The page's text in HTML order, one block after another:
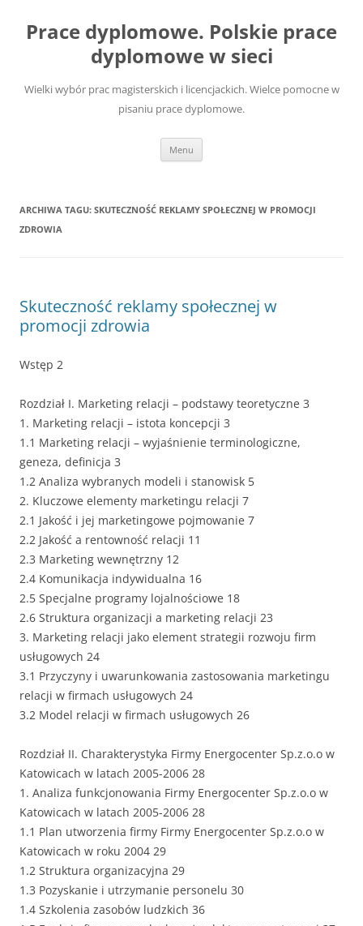
treści
Prace dyplomowe. Polskie prace
dyplomowe w sieci
Wielki wybór prac magisterskich i licencjackich. Wielce pomocne w
pisaniu prace dyplomowe.
Menu
ARCHIWA TAGU: SKUTECZNOŚĆ REKLAMY SPOŁECZNEJ W PROMOCJI
ZDROWIA
Skuteczność reklamy społecznej w
promocji zdrowia
Wstęp 2
Rozdział I. Marketing relacji – podstawy teoretyczne 3
1. Marketing relacji – istota koncepcji 3
1.1 Marketing relacji – wyjaśnienie terminologiczne,
geneza, definicja 3
1.2 Analiza wybranych modeli i stanowisk 5
2. Kluczowe elementy marketingu relacji 7
2.1 Jakość i jej marketingowe pojmowanie 7
2.2 Jakość a rentowność relacji 11
2.3 Marketing wewnętrzny 12
2.4 Komunikacja indywidualna 16
2.5 Specjalne programy lojalnościowe 18
2.6 Struktura organizacji a marketing relacji 23
3. Marketing relacji jako element strategii rozwoju firm
usługowych 24
3.1 Przyczyny i uwarunkowania zastosowania marketingu
relacji w firmach usługowych 24
3.2 Model relacji w firmach usługowych 26
Rozdział II. Charakterystyka Firmy Energocenter Sp.z.o.o w
Katowicach w latach 2005-2006 28
1. Analiza funkcjonowania Firmy Energocenter Sp.z.o.o w
Katowicach w latach 2005-2006 28
1.1 Plan utworzenia firmy Firmy Energocenter Sp.z.o.o w
Katowicach w roku 2004 29
1.2 Struktura organizacyjna 29
1.3 Pozyskanie i utrzymanie personelu 30
1.4 Szkolenia zasobów ludzkich 36